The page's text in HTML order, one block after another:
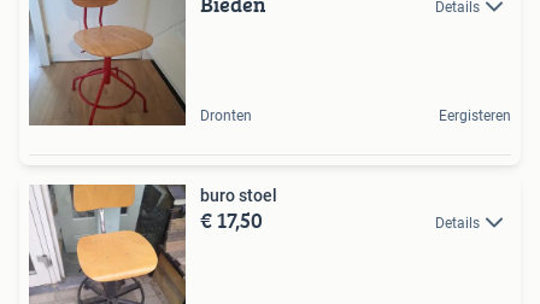
Details
Dronten Eergisteren
buro stoel
€ 17,50 Details